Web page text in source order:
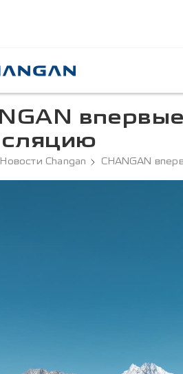
Новости Changan CHANGAN